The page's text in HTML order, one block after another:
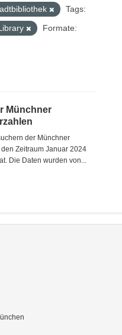
Tags:
Formate:
Münchner
der Münchner
Zeitraum Januar 2024
Die Daten wurden von...